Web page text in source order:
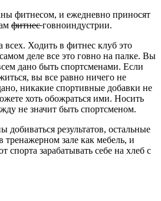
фитнесом, и ежедневно приносят
фитнесговноиндустрии.
Ходить в фитнес клуб это
деле все это говно на палке. Вы
дано быть спортсменами. Если
вы все равно ничего не
никакие спортивные добавки не
хоть обожраться ими. Носить
не значит быть спортсменом.
результатов, остальные
тренажерном зале как мебель, и
спорта зарабатывать себе на хлеб с